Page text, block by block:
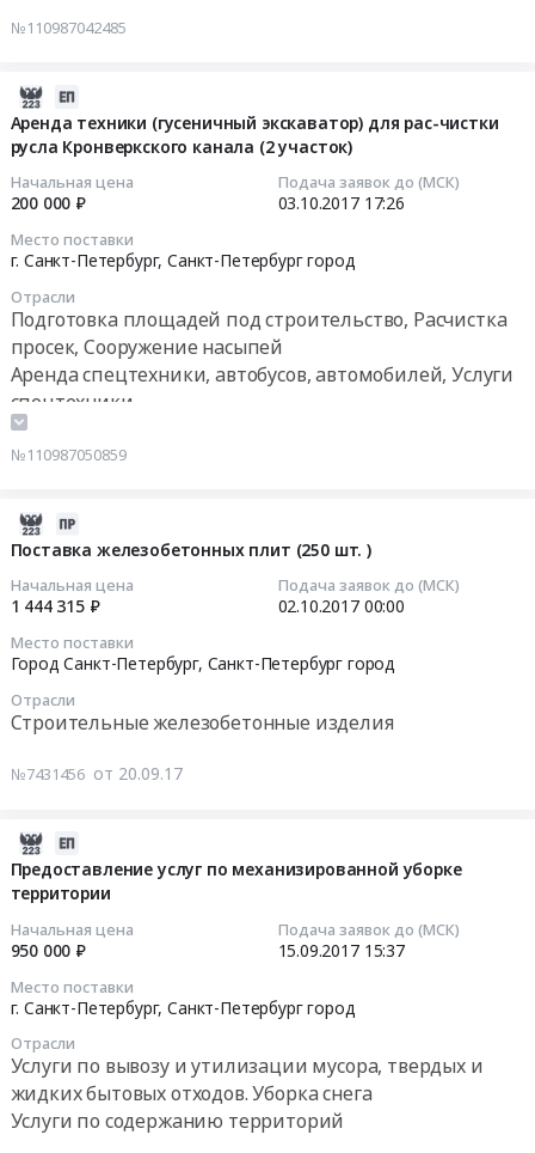
№110987042485
Аренда техники (гусеничный экскаватор) для рас-чистки
русла Кронверкского канала (2 участок)
Начальная цена
200 000 ₽
Подача заявок до (МСК)
03.10.2017 17:26
Место поставки
г. Санкт-Петербург,Санкт-Петербург город
Отрасли
Подготовка площадей под строительство, Расчистка
просек, Сооружение насыпей
Аренда спецтехники, автобусов, автомобилей, Услуги
спецтехники
№110987050859
Поставка железобетонных плит (250 шт. )
Начальная цена
1 444 315 ₽
Подача заявок до (МСК)
02.10.2017 00:00
Место поставки
Город Санкт-Петербург, Санкт-Петербург город
Отрасли
Строительные железобетонные изделия
№7431456 от 20.09.17
Предоставление услуг по механизированной уборке
территории
Начальная цена
950 000 ₽
Подача заявок до (МСК)
15.09.2017 15:37
Место поставки
г. Санкт-Петербург,Санкт-Петербург город
Отрасли
Услуги по вывозу и утилизации мусора, твердых и
жидких бытовых отходов. Уборка снега
Услуги по содержанию территорий